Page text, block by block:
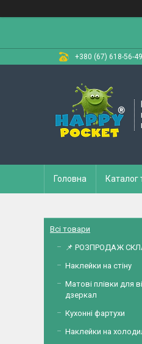
+380 (67) 618-56-49
Головна Каталог
Всі товари
📌 РОЗПРОДАЖ
Наклейки на стіну
Матові плівки для
дзеркал
Кухонні фартухи
Наклейки на